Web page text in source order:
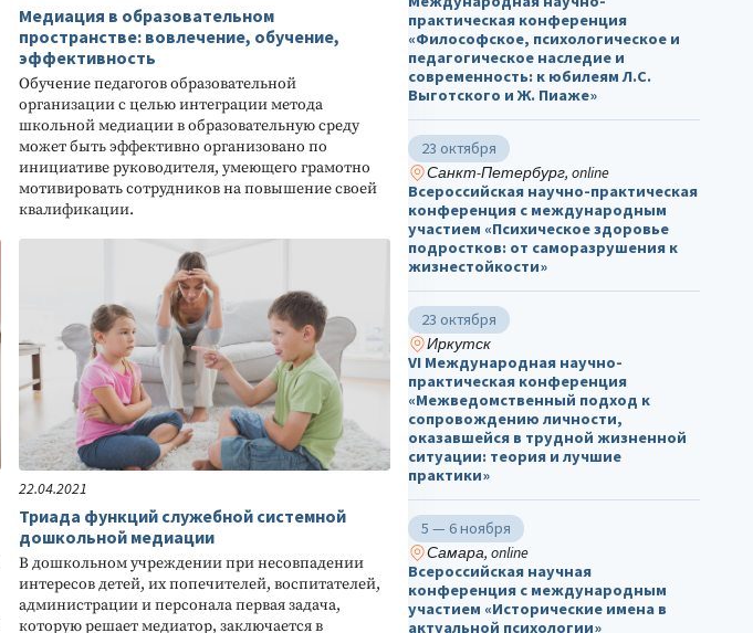
Медиация в образовательном
пространстве: вовлечение, обучение,
эффективность
Обучение педагогов образовательной
организации с целью интеграции метода
школьной медиации в образовательную среду
может быть эффективно организовано по
инициативе руководителя, умеющего грамотно
мотивировать сотрудников на повышение своей
квалификации.
22.04.2021
Триада функций служебной системной
дошкольной медиации
В дошкольном учреждении при несовпадении
интересов детей, их попечителей, воспитателей,
администрации и персонала первая задача,
которую решает медиатор, заключается в
практическая конференция
«Философское, психологическое и
педагогическое наследие и
современность: к юбилеям Л.С.
Выготского и Ж. Пиаже»
23 октября
Санкт-Петербург, online
Всероссийская научно-практическая
конференция с международным
участием «Психическое здоровье
подростков: от саморазрушения к
жизнестойкости»
23 октября
Иркутск
VI Международная научно-
практическая конференция
«Межведомственный подход к
сопровождению личности,
оказавшейся в трудной жизненной
ситуации: теория и лучшие
практики»
5 — 6 ноября
Самара, online
Всероссийская научная
конференция с международным
участием «Исторические имена в
актуальной психологии»